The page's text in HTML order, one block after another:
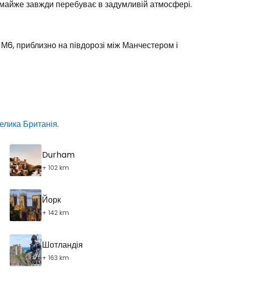
завжди перебуває в задумливій атмосфері.
приблизно на півдорозі між Манчестером і
Британія.
Durham
+ 102 km
Йорк
+ 142 km
Шотландія
+ 163 km
Продовжуйте з Google
Продовжуйте у Facebook
Продовжити з email